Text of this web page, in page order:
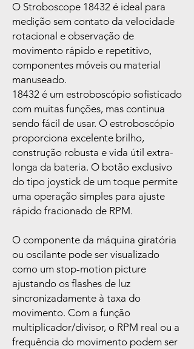
O Stroboscope 18432 é ideal para
medição sem contato da velocidade
rotacional e observação de
movimento rápido e repetitivo,
componentes móveis ou material
manuseado.
18432 é um estroboscópio sofisticado
com muitas funções, mas continua
sendo fácil de usar. O estroboscópio
proporciona excelente brilho,
construção robusta e vida útil extra-
longa da bateria. O botão exclusivo
do tipo joystick de um toque permite
uma operação simples para ajuste
rápido fracionado de RPM.
O componente da máquina giratória
ou oscilante pode ser visualizado
como um stop-motion picture
ajustando os flashes de luz
sincronizadamente à taxa do
movimento. Com a função
multiplicador/divisor, o RPM real ou a
frequência do movimento podem ser